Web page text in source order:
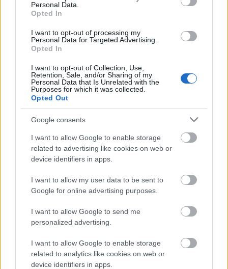
Personal Data.
Opted In
I want to opt-out of processing my
Personal Data for Targeted Advertising.
Opted In
I want to opt-out of Collection, Use,
Retention, Sale, and/or Sharing of my
Personal Data that Is Unrelated with the
Purposes for which it was collected.
Opted Out
Google consents
I want to allow Google to enable storage
related to advertising like cookies on web or
device identifiers in apps.
I want to allow my user data to be sent to
Google for online advertising purposes.
I want to allow Google to send me
personalized advertising.
I want to allow Google to enable storage
related to analytics like cookies on web or
device identifiers in apps.
A divatbemutató előtt a Budapesti Közlekedési
látogatókat, az esemény után pedig az
Ankertben
lesz afterparty. A Paulay Ede utca és a Dalszínház
utca sarkán álló szórakozóhelyen aSticky Beats
duó tagjai, TMX és Brandon zenélnek és
köztük hazánkban készült bringás képekből álló
Cycle Chic albumés a Street Fashion Múzeum
A rendezvény a Csepel, a Magyar Kerékpárosklub, a
Budapesti Közlekedési Központ, a Dán Kulturális
Intézet és a Fashion Issue támogatásával, az Európai
Mobilitási Hét keretében valósul meg.